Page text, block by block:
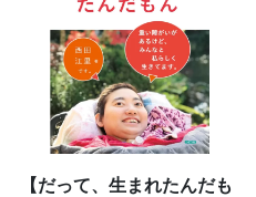
【だって、生まれたんだも